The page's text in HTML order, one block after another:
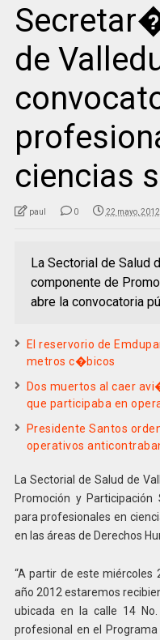
de
ciencias
paul 0 22 mayo,
La Sectorial de Salud
componente de
abre la convocatoria
El reservorio de
metros c�bicos
Dos muertos al caer
que participaba en
Presidente Santos
operativos
La Sectorial de Salud de
Promoción y Participación
para profesionales en
en las áreas de Derechos
“A partir de este miércoles
año 2012 estaremos
ubicada en la calle 14
profesional en el